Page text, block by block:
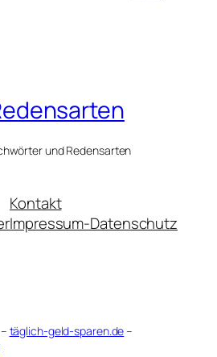
und Redensarten
Kontakt
Impressum-Datenschutz
täglich-geld-sparen.de–